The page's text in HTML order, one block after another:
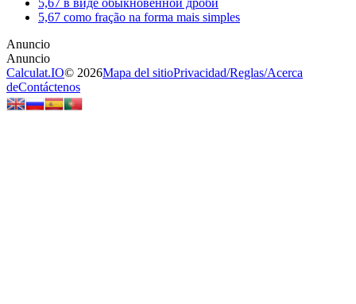
5,67 в виде обыкновенной дроби
5,67 como fração na forma mais simples
Calculat.IO© 2026Mapa del sitioPrivacidad/Reglas/Acerca
deContáctenos